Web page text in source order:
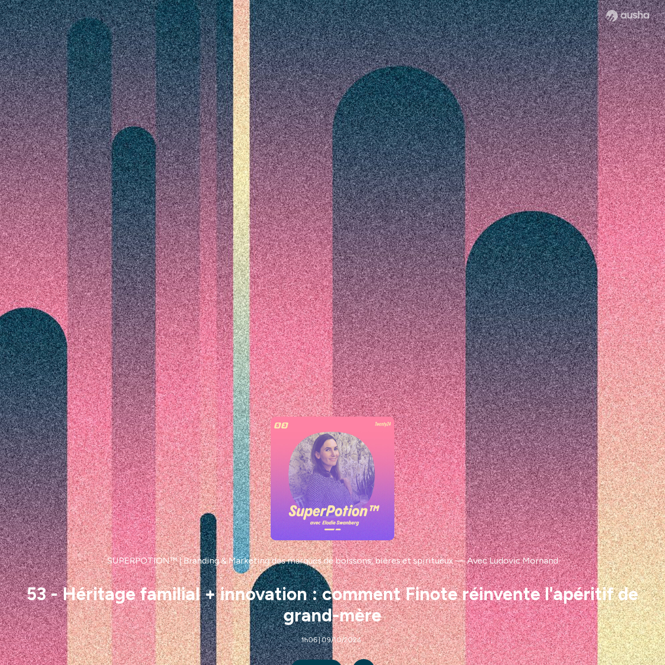
SUPERPOTION™ | Branding & Marketing des marques de boissons, bières et spiritueux — Avec Ludovic Mornand
53 - Héritage familial + innovation : comment Finote réinvente l'apéritif de
grand-mère
1h06 | 09/10/2024